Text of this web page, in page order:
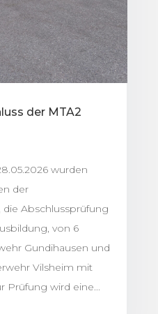
der MTA2
wurden
der
Abschlussprüfung
von 6
Gundihausen und
Vilsheim mit
Prüfung wird eine...